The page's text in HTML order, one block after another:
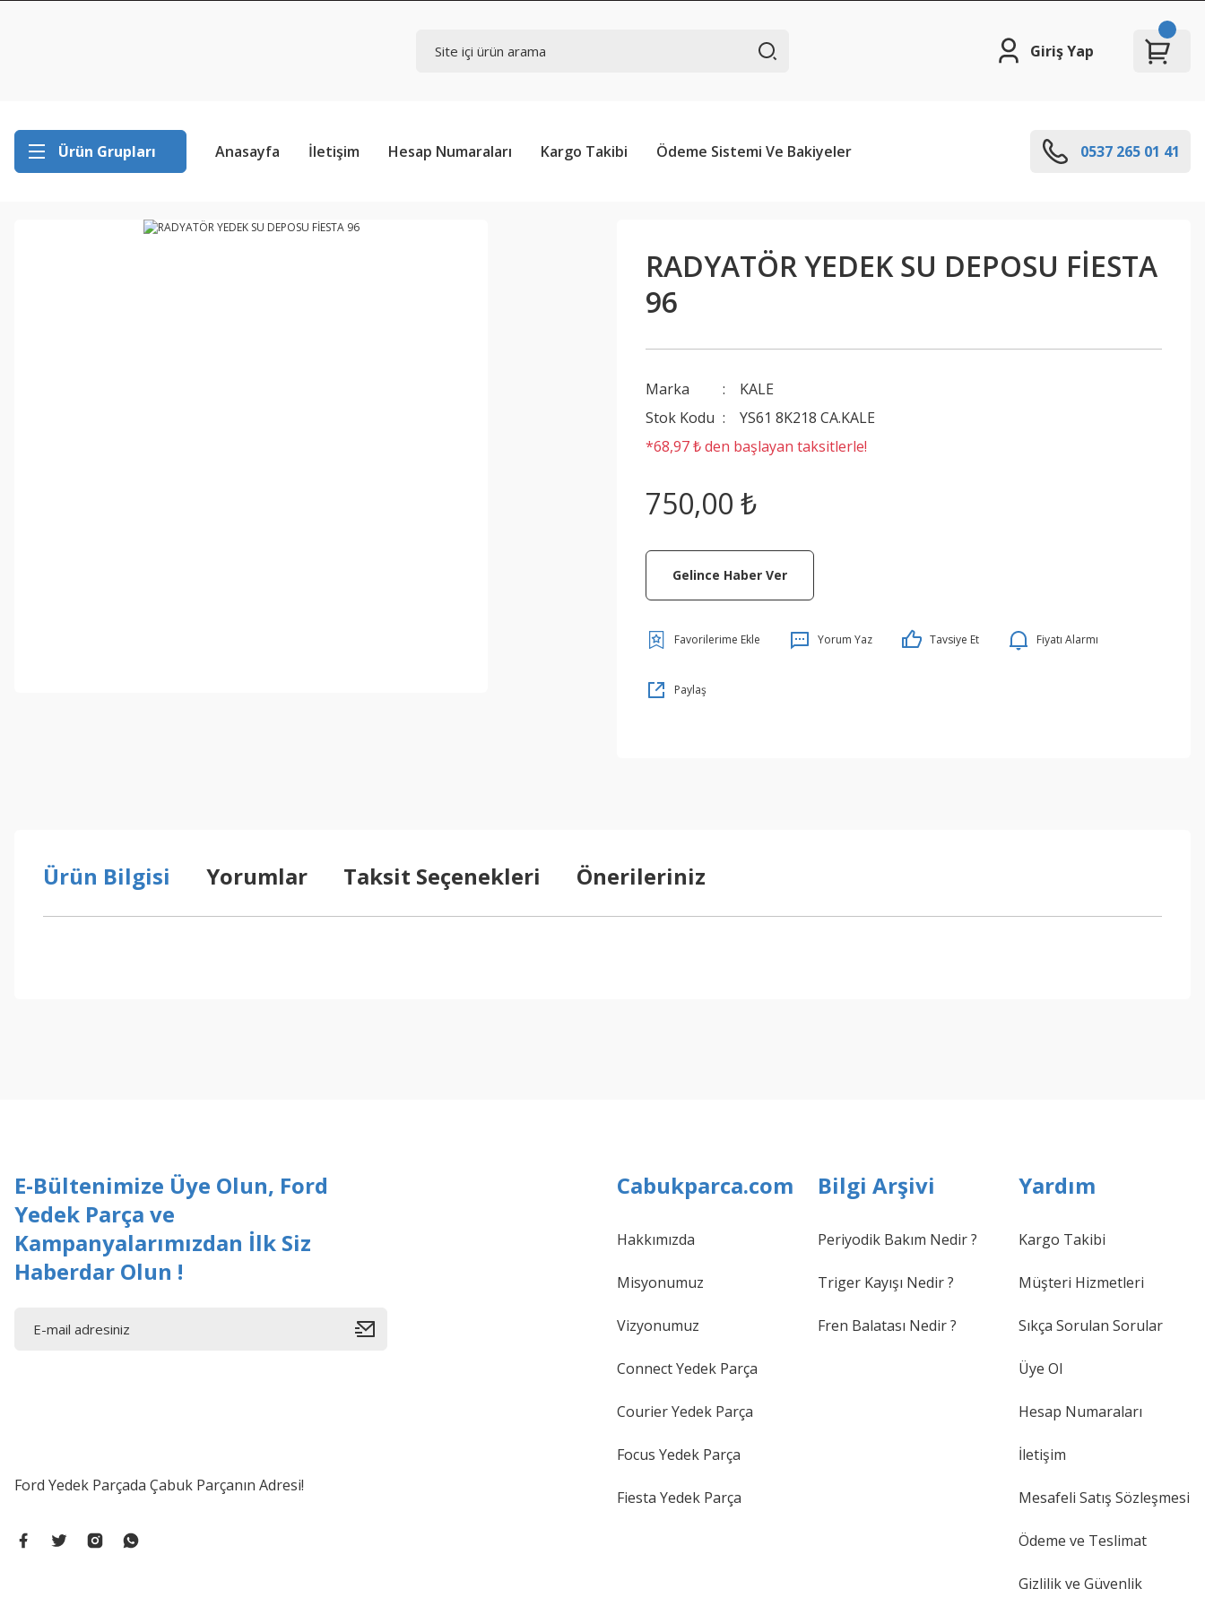
Giriş Yap
Ürün Grupları Anasayfa İletişim Hesap Numaraları Kargo Takibi Ödeme Sistemi Ve Bakiyeler 0537 265 01 41
RADYATÖR YEDEK SU DEPOSU FİESTA
96
Marka
KALE
Stok Kodu
YS61 8K218 CA.KALE
*68,97 ₺ den başlayan taksitlerle!
750,00 ₺
Gelince Haber Ver
Yorum Yaz Tavsiye Et Fiyatı Alarmı
Paylaş
Ürün Bilgisi Yorumlar Taksit Seçenekleri Önerileriniz
E-Bültenimize Üye Olun, Ford
Yedek Parça ve
Kampanyalarımızdan İlk Siz
Haberdar Olun !
Ford Yedek Parçada Çabuk Parçanın Adresi!
Cabukparca.com
Hakkımızda
Misyonumuz
Vizyonumuz
Connect Yedek Parça
Courier Yedek Parça
Focus Yedek Parça
Fiesta Yedek Parça
Bilgi Arşivi
Periyodik Bakım Nedir ?
Triger Kayışı Nedir ?
Fren Balatası Nedir ?
Yardım
Kargo Takibi
Müşteri Hizmetleri
Sıkça Sorulan Sorular
Üye Ol
Hesap Numaraları
İletişim
Mesafeli Satış Sözleşmesi
Ödeme ve Teslimat
Gizlilik ve Güvenlik